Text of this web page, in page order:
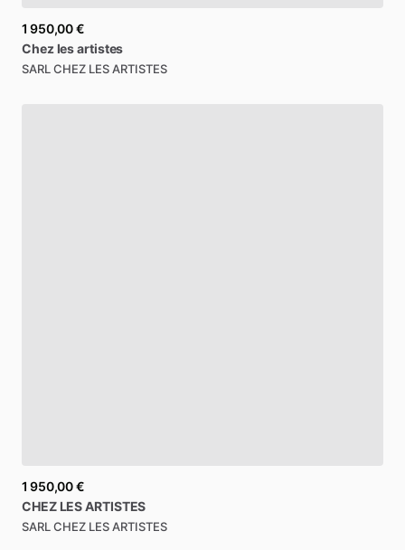
1 950,00 €
Chezlesartistes
SARL CHEZ LES ARTISTES
1 950,00 €
CHEZ LESARTISTES
SARL CHEZ LES ARTISTES